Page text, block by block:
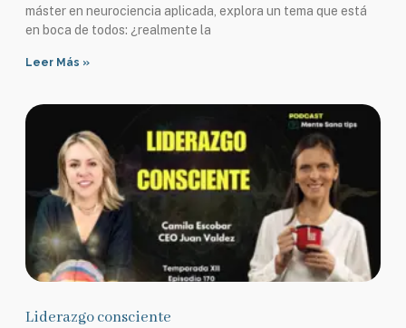
máster en neurociencia aplicada, explora un tema que está
en boca de todos: ¿realmente la
Leer Más »
Liderazgo consciente